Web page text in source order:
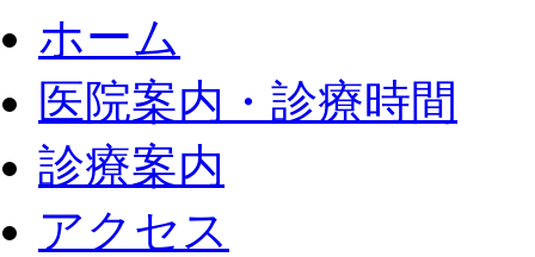
ホーム
医院案内・診療時間
診療案内
アクセス